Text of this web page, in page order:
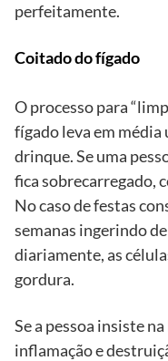
perfeitamente.
Coitado do fígado
O processo para
fígado leva em média
drinque. Se uma
fica sobrecarregado,
No caso de festas
semanas ingerindo
diariamente, as
gordura.
Se a pessoa insiste
inflamação e